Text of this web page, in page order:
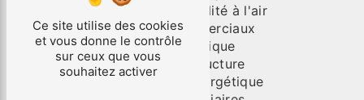
Test de perméabilité à l'air
Bâtiment commerciaux
Génie climatique
Études de structure
Performance énergétique
Ce site utilise des cookies
et vous donne le contrôle
sur ceux que vous
souhaitez activer